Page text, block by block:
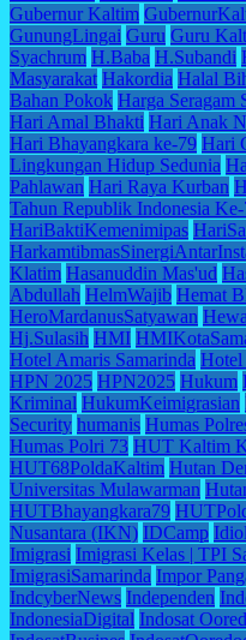
Gubernur Kaltim
GunungLingai Guru Guru
Syachrum H.Baba H.Subandi
Masyarakat Hakordia Halal
Bahan Pokok Harga Seragam
Hari Amal Bhakti Hari Anak
Hari Bhayangkara ke-79 Hari
Lingkungan Hidup Sedunia
Pahlawan Hari Raya Kurban
Tahun Republik Indonesia
HariBaktiKemenimipas
Klatim Hasanuddin Mas'ud
Abdullah HelmWajib Hemat
HeroMardanusSatyawan
Hj.Sulasih HMI
Hotel Amaris Samarinda
HPN 2025 HPN2025 Hukum
Kriminal HukumKeimigrasian
Security humanis Humas
Humas Polri 73 HUT Kaltim
HUT68PoldaKaltim Hutan
Universitas Mulawarman
HUTBhayangkara79
Nusantara (IKN) IDCamp
Imigrasi Imigrasi Kelas | TPI
ImigrasiSamarinda Impor
IndcyberNews Independen
IndonesiaDigital Indosat